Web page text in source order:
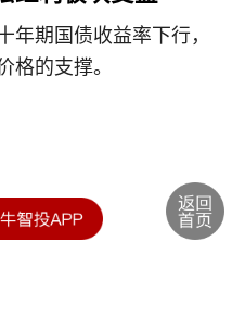
年期国债收益率下行，
格的支撑。